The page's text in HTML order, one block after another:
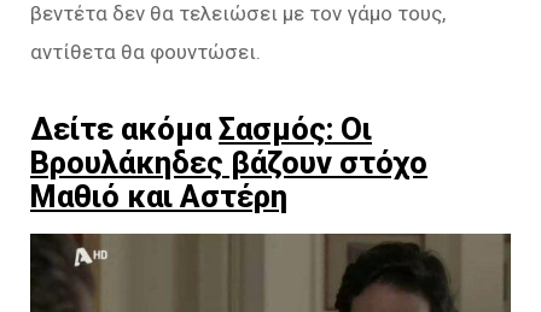
βεντέτα δεν θα τελειώσει με τον γάμο τους,
αντίθετα θα φουντώσει.
Δείτε ακόμαΣασμός: Οι
Βρουλάκηδες βάζουν στόχο
Μαθιό και Αστέρη